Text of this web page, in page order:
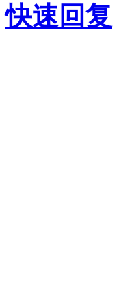
快速回复